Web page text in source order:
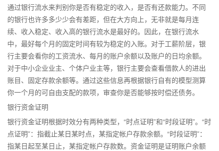
通过银行流水来判别你是否有稳定的收入，是否有还款能力。不同
的银行也许多多少少会有差距，但在大方向上，无非就是每月连
续、收入稳定、收入高的银行流水是最好的。因此，在银行流水
中，最好每个月的固定时间有较为稳定的入账。对于工薪阶层，银
行主要会看你的工资流水、每月的账户余额以及账户的日均余额。
对于中小企业业主、个体户业主等，银行主要会查看借款人的进出
账目、固定存款余额等。通过这些信息再根据银行自有的模型测算
你一个月的可自由支配的款项，审查你是否能够按时偿还债务。
银行资金证明
银行资金证明根据时效分有两种类型，“时点证明”和“时段证明”。“时
点证明”：指截止某日某时点，某指定帐户存款余额。“时段证明”：
指某日起至某日止，某指定帐户存款数。资金证明是证明账户余额